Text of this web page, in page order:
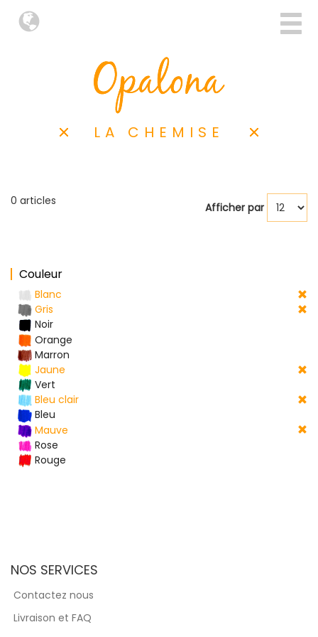
LA CHEMISE
0 articles Afficher par
Couleur
Blanc
Gris
Noir
Orange
Marron
Jaune
Vert
Bleu clair
Bleu
Mauve
Rose
Rouge
NOS SERVICES
Contactez nous
Livraison et FAQ